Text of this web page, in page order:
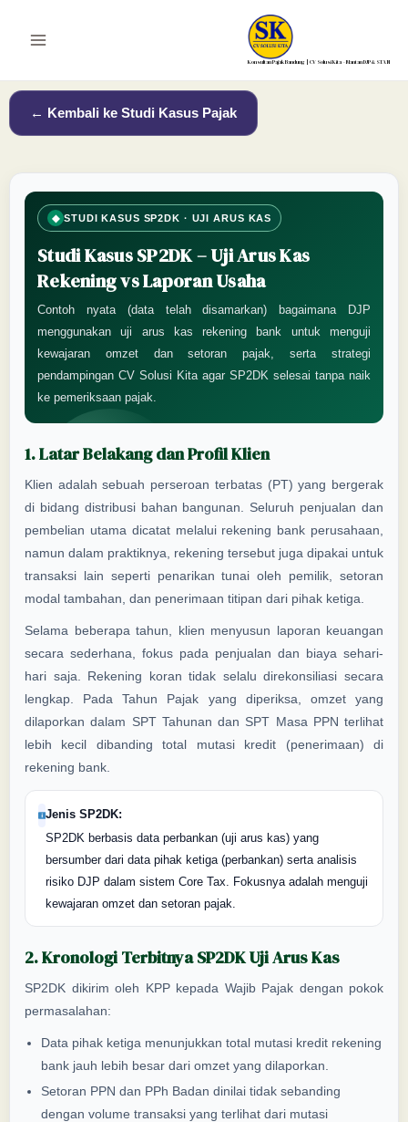
Main
Menu
Konsultan Pajak Bandung | CV Solusi Kita – Mantan DJP & STAN
← Kembali ke Studi Kasus Pajak
◆ STUDI KASUS SP2DK · UJI ARUS KAS
Studi Kasus SP2DK – Uji Arus Kas
Rekening vs Laporan Usaha
Contoh nyata (data telah disamarkan) bagaimana DJP
menggunakan uji arus kas rekening bank untuk menguji
kewajaran omzet dan setoran pajak, serta strategi
pendampingan CV Solusi Kita agar SP2DK selesai tanpa naik
ke pemeriksaan pajak.
1. Latar Belakang dan Profil Klien
Klien adalah sebuah perseroan terbatas (PT) yang bergerak
di bidang distribusi bahan bangunan. Seluruh penjualan dan
pembelian utama dicatat melalui rekening bank perusahaan,
namun dalam praktiknya, rekening tersebut juga dipakai untuk
transaksi lain seperti penarikan tunai oleh pemilik, setoran
modal tambahan, dan penerimaan titipan dari pihak ketiga.
Selama beberapa tahun, klien menyusun laporan keuangan
secara sederhana, fokus pada penjualan dan biaya sehari-
hari saja. Rekening koran tidak selalu direkonsiliasi secara
lengkap. Pada Tahun Pajak yang diperiksa, omzet yang
dilaporkan dalam SPT Tahunan dan SPT Masa PPN terlihat
lebih kecil dibanding total mutasi kredit (penerimaan) di
rekening bank.
Jenis SP2DK:
SP2DK berbasis data perbankan (uji arus kas) yang
bersumber dari data pihak ketiga (perbankan) serta analisis
risiko DJP dalam sistem Core Tax. Fokusnya adalah menguji
kewajaran omzet dan setoran pajak.
2. Kronologi Terbitnya SP2DK Uji Arus Kas
SP2DK dikirim oleh KPP kepada Wajib Pajak dengan pokok
permasalahan:
Data pihak ketiga menunjukkan total mutasi kredit rekening
bank jauh lebih besar dari omzet yang dilaporkan.
Setoran PPN dan PPh Badan dinilai tidak sebanding
dengan volume transaksi yang terlihat dari mutasi